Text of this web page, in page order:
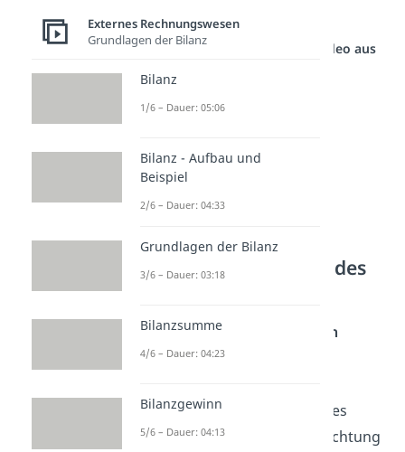
Abschreibungen
Studyflix vernetzt: Hier ein Video aus
Pflicht zur Erstellung des
Laut demHandelsgesetzbuch
müssengroße
Anlagenspiegel im Rahmen des
Jahresabschlusses zur Beobachtung
Externes Rechnungswesen
Grundlagen der Bilanz
Bilanz
1/6 – Dauer: 05:06
Bilanz - Aufbau und
Beispiel
2/6 – Dauer: 04:33
Grundlagen der Bilanz
3/6 – Dauer: 03:18
Bilanzsumme
4/6 – Dauer: 04:23
Bilanzgewinn
5/6 – Dauer: 04:13